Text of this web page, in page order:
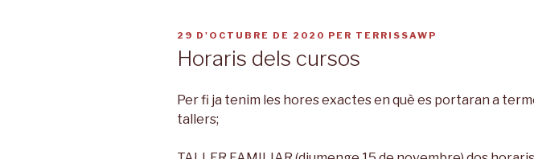
PUBLICAT
29 D'OCTUBRE DE 2020 PER TERRISSAWP
Horaris dels cursos
Per fi ja tenim les hores exactes en què es portaran a
tallers;